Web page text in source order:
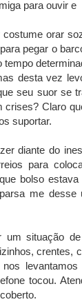
para ouvir
orar
pegar o
desta vez
seu suor se
Claro
suportar.
diante do
para
bolso
me
um situação
crentes,
tocou.